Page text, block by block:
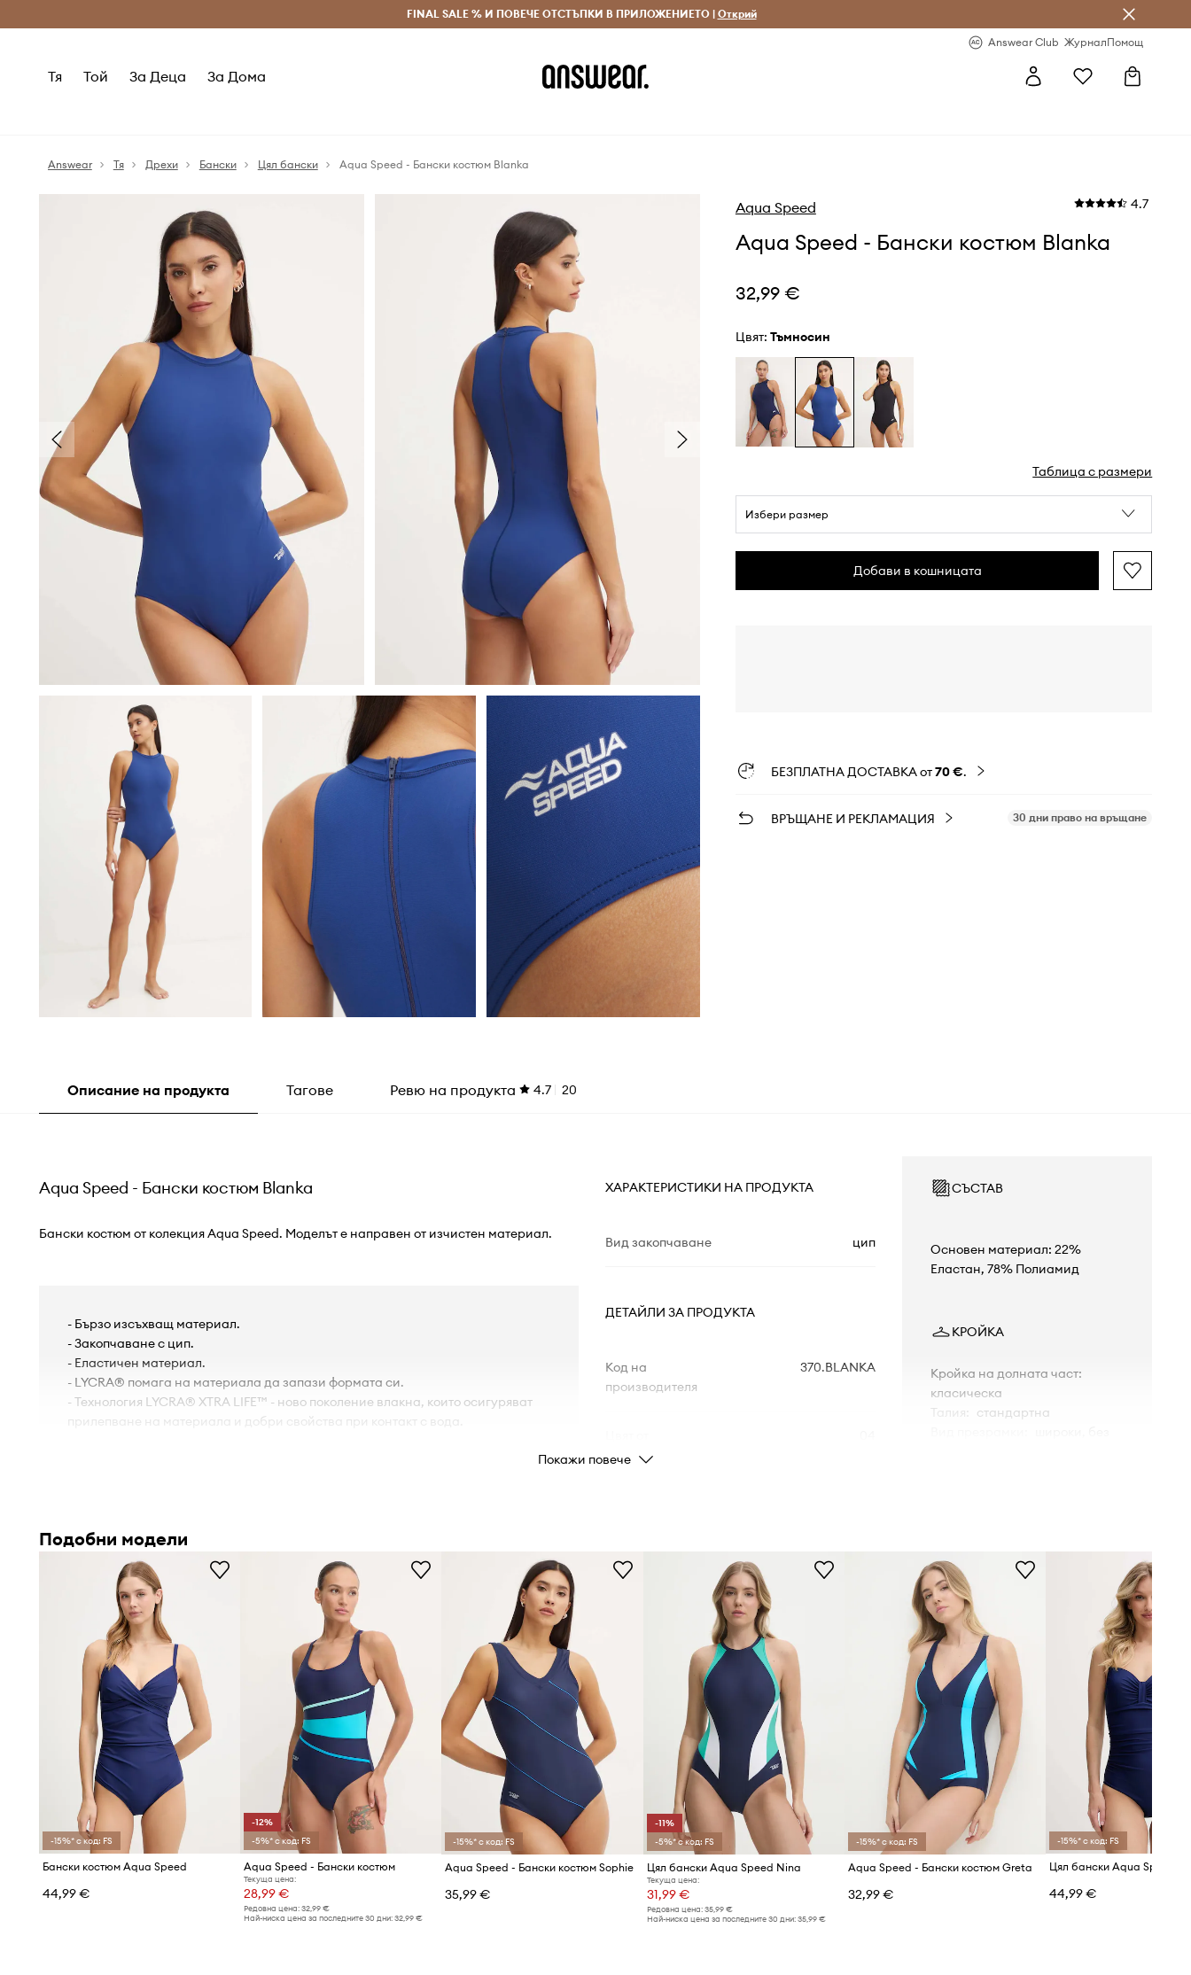
Безплатни доставка и връщане за поръчки над 70 EUR Доставка 1-5 дни
FINAL SALE % И ПОВЕЧЕ ОТСТЪПКИ В ПРИЛОЖЕНИЕТО | Открий
Answear Club ЖурналПомощ
Тя Той За Деца За Дома
Answear Тя Дрехи Бански Цял бански Aqua Speed - Бански костюм Blanka
Aqua Speed 4.7
Aqua Speed - Бански костюм Blanka
32,99 €
Цвят: тъмносин
Таблица с размери
Избери размер
Добави в кошницата
БЕЗПЛАТНА ДОСТАВКА от70 €.
ВРЪЩАНЕ И РЕКЛАМАЦИЯ 30 дни право на връщане
Описание на продукта Тагове Ревю на продукта 4.7 20
Aqua Speed - Бански костюм Blanka
Бански костюм от колекция Aqua Speed. Моделът е направен от изчистен материал.
- Бързо изсъхващ материал.
- Закопчаване с цип.
- Еластичен материал.
- LYCRA® помага на материала да запази формата си.
- Технология LYCRA® XTRA LIFE™ - ново поколение влакна, които осигуряват
прилепване на материала и добри свойства при контакт с вода.
ХАРАКТЕРИСТИКИ НА ПРОДУКТА
Вид закопчаване цип
ДЕТАЙЛИ ЗА ПРОДУКТА
Код на
производителя
370.BLANKA
производителя
Марка Aqua Speed
СЪСТАВ
Основен материал: 22%
Еластан, 78% Полиамид
КРОЙКА
Кройка на долната част:
класическа
Талия
стандартна
Умален размер
Препоръчваме ви да изберете
размер по-голям от този, който
носите обикновено.
Таблица с размери
ТЕХНИЧЕСКИ ДАННИ
Вид чашки:
без подплънки, с
леки подплънки
Покажи повече
Подобни модели
-15%* с код: FS
Бански костюм Aqua Speed
44,99 €
-12%
-5%* с код: FS
Aqua Speed - Бански костюм
Текуща цена:
28,99 €
Редовна цена:32,99 €
Най-ниска цена за последните 30 дни:32,99 €
-15%* с код: FS
Aqua Speed - Бански костюм Sophie
35,99 €
-11%
-5%* с код: FS
Цял бански Aqua Speed Nina
Текуща цена:
31,99 €
Редовна цена: 35,99 €
Най-ниска цена за последните 30 дни: 35,99 €
-15%* с код: FS
Aqua Speed - Бански костюм Greta
32,99 €
-15%* с код: FS
Цял бански Aqua Speed
44,99 €